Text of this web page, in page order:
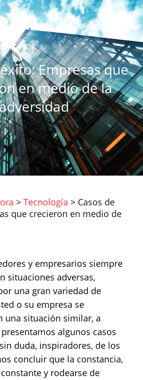
Empresas que
en medio de la
> Tecnología > Casos de
que crecieron en medio de
y empresarios siempre
situaciones adversas,
una gran variedad de
o su empresa se
una situación similar, a
algunos casos
duda, inspiradores, de los
concluir que la constancia,
y rodearse de